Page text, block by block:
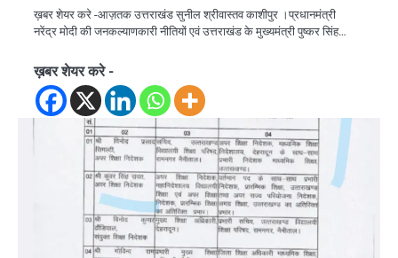
ख़बर शेयर करे -आज़तक उत्तराखंड सुनील श्रीवास्तव काशीपुर ।प्रधानमंत्री
नरेंद्र मोदी की जनकल्याणकारी नीतियों एवं उत्तराखंड के मुख्यमंत्री पुष्कर सिंह…
ख़बर शेयर करे -